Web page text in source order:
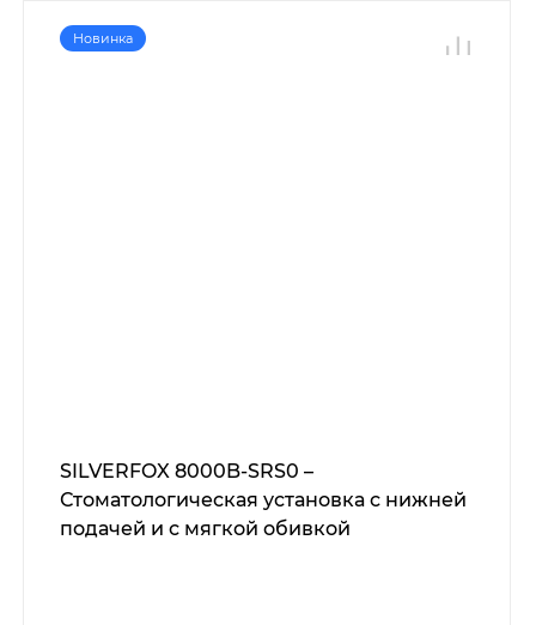
Новинка
SILVERFOX 8000B-SRS0 –
Стоматологическая установка с нижней
подачей и с мягкой обивкой